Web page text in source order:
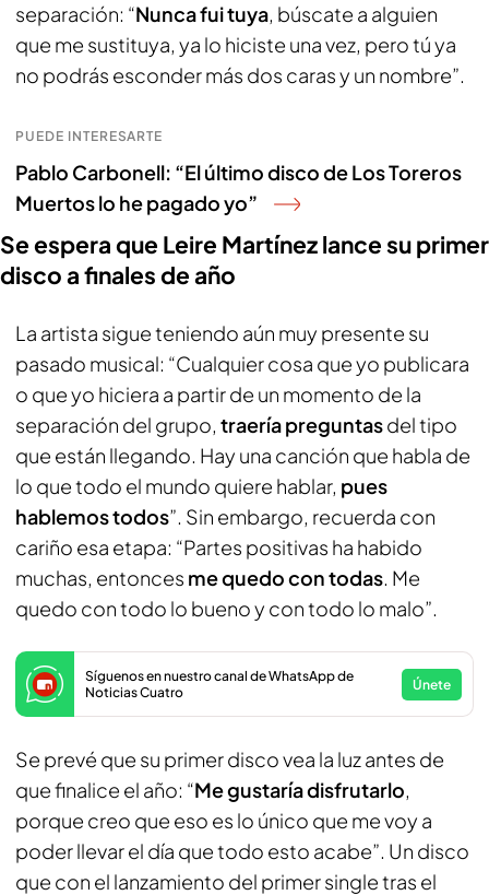
separación: “Nunca fui tuya, búscate a alguien
que me sustituya, ya lo hiciste una vez, pero tú ya
no podrás esconder más dos caras y un nombre”.
PUEDE INTERESARTE
Pablo Carbonell: “El último disco de Los Toreros
Muertos lo he pagado yo”
Se espera que Leire Martínez lance su primer
disco a finales de año
La artista sigue teniendo aún muy presente su
pasado musical: “Cualquier cosa que yo publicara
o que yo hiciera a partir de un momento de la
separación del grupo, traería preguntasdel tipo
que están llegando. Hay una canción que habla de
lo que todo el mundo quiere hablar, pues
hablemos todos”. Sin embargo, recuerda con
cariño esa etapa: “Partes positivas ha habido
muchas, entonces me quedo con todas. Me
quedo con todo lo bueno y con todo lo malo”.
Síguenos en nuestro canal de WhatsApp de
Noticias Cuatro
Únete
Se prevé que su primer disco vea la luz antes de
que finalice el año: “Me gustaría disfrutarlo,
porque creo que eso es lo único que me voy a
poder llevar el día que todo esto acabe”. Un disco
que con el lanzamiento del primer single tras el